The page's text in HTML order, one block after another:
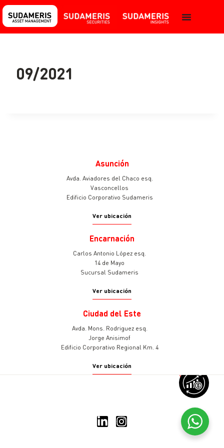
v
09/2021
Asunción
Avda. Aviadores del Chaco esq.
Vasconcellos
Edificio Corporativo Sudameris
Ver ubicación
Encarnación
Carlos Antonio López esq.
14 de Mayo
Sucursal Sudameris
Ver ubicación
Ciudad del Este
Avda. Mons. Rodriguez esq.
Jorge Anisimof
Edificio Corporativo Regional Km. 4
Ver ubicación